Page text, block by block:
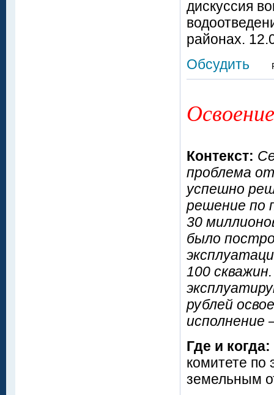
дискуссия
районах.
Обсудить
Контекст:
проблема
успешно
решение по
30
было
100
рублей
исполнение
Где и когда:
комитете по
земельным